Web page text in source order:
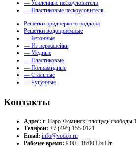
— Усиленные пескоуловители
— Пластиковые пескоуловители
Решетки придверного поддона
Решетки водоприемные
— Бетонные
— Из нержавейки
— Медные
— Пластиковые
— Полиамидные
— Стальные
— Чугунные
Контакты
Адрес: г. Наро-Фоминск, площадь свободы
Телефон: +7 (495) 155-0121
Email: info@vodoo.ru
Рабочее время: 9:00 - 18:00 Пн-Пт